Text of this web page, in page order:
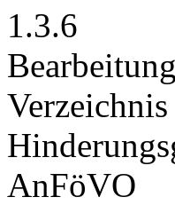
1.3.6
AnFöVO